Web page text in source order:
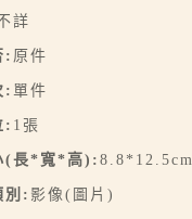
詳
: 原件
: 單件
: 1張
(長*寬*高): 8.8*12.5cm
別: 影像(圖片)